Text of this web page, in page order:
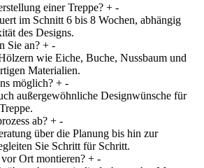
einer Treppe? + -
im Schnitt 6 bis 8 Wochen, abhängig
des Designs.
Sie an? + -
wie Eiche, Buche, Nussbaum und
Materialien.
möglich? + -
außergewöhnliche Designwünsche für
ab? + -
über die Planung bis hin zur
Sie Schritt für Schritt.
Ort montieren? + -